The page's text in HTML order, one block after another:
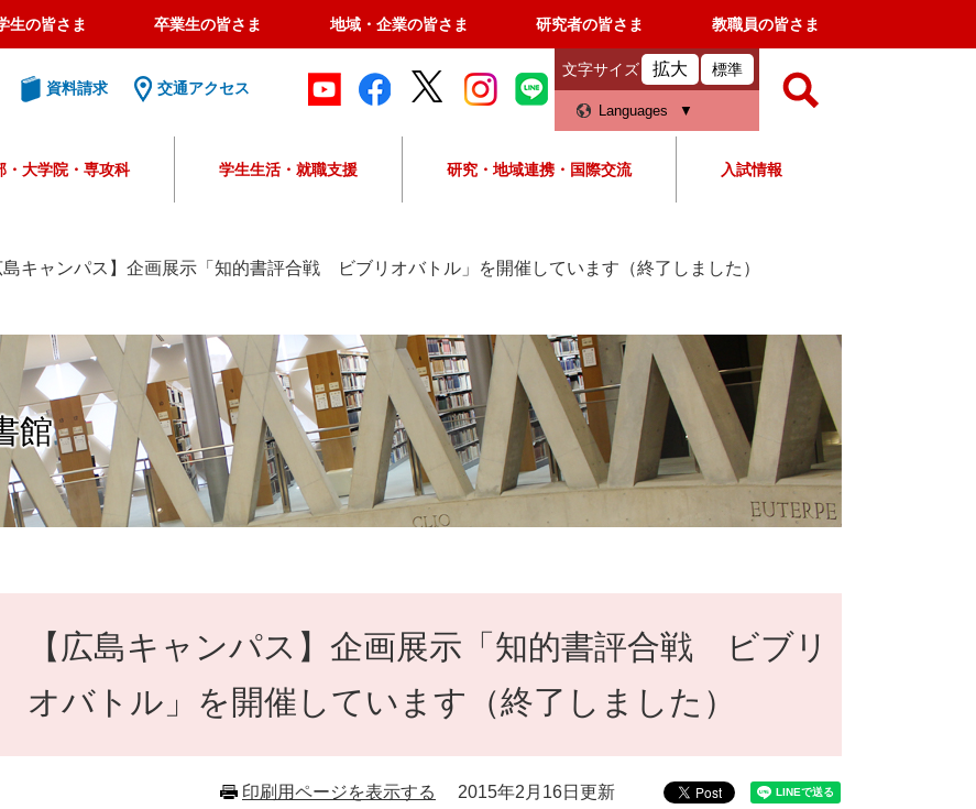
生の皆さま 卒業生の皆さま 地域・企業の皆さま 研究者の皆さま 教職員の皆さま
資料請求 交通アクセス
文字サイズ 拡大 標準
Languages
o
e
カ
ス
タ
ム
検
・大学院・専攻科 学生生活・就職支援 研究・地域連携・国際交流 入試情報
島キャンパス】企画展示「知的書評合戦 ビブリオバトル」を開催しています（終了しました）
館
【広島キャンパス】企画展示「知的書評合戦 ビブリ
オバトル」を開催しています（終了しました）
印刷用ページを表示する 2015年2月16日更新